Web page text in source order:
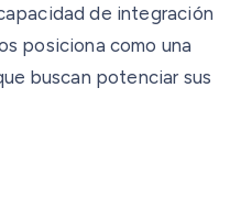
de integración
posiciona como una
buscan potenciar sus